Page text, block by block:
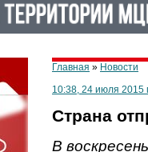
Главная » Новости
10:38, 24 июля 2015
Страна
В